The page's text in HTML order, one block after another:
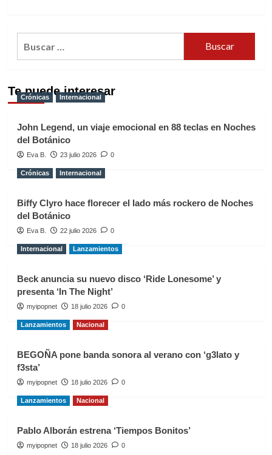
Te puede interesar
Crónicas Internacional
John Legend, un viaje emocional en 88 teclas en Noches
del Botánico
Eva B. 23 julio 2026 0
Crónicas Internacional
Biffy Clyro hace florecer el lado más rockero de Noches
del Botánico
Eva B. 22 julio 2026 0
Internacional Lanzamientos
Beck anuncia su nuevo disco ‘Ride Lonesome’ y
presenta ‘In The Night’
myipopnet 18 julio 2026 0
Lanzamientos Nacional
BEGOÑA pone banda sonora al verano con ‘g3lato y
f3sta’
myipopnet 18 julio 2026 0
Lanzamientos Nacional
Pablo Alborán estrena ‘Tiempos Bonitos’
myipopnet 18 julio 2026 0